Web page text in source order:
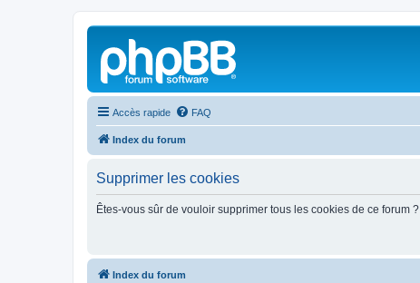
Accès rapide FAQ
Index du forum
Supprimer les cookies
Êtes-vous sûr de vouloir supprimer tous les cookies de ce forum ?
Index du forum